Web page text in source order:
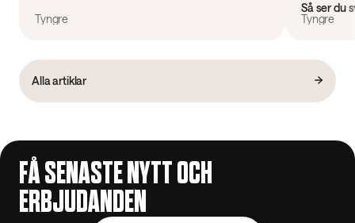
Tyngre
Så ser du
Tyngre
Alla artiklar
FÅ SENASTE NYTT OCH
ERBJUDANDEN